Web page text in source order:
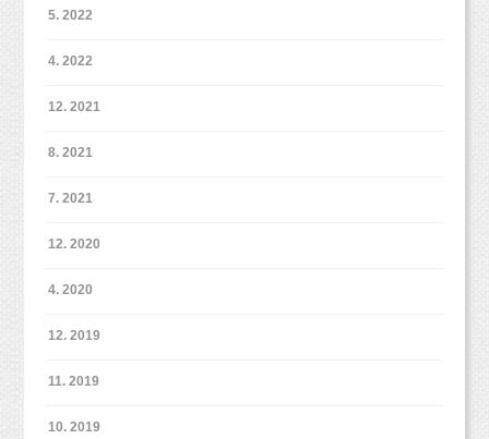
【お正月ファミリーフォト】11,000円(税込)
データ20枚保証（ダウンロード納品）
・背景はピンク1パターン
お子様のお一人撮影やご兄弟写真をご希望の場
合には、
（お写真の枚数も追加に伴って10枚程度増えま
5. 2022
4. 2022
12. 2021
8. 2021
7. 2021
12. 2020
4. 2020
12. 2019
11. 2019
10. 2019